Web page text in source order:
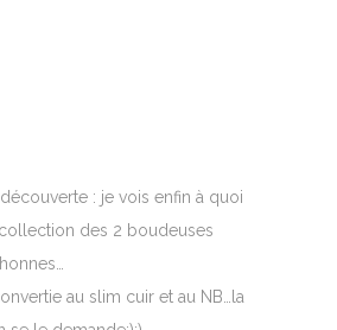
: je vois enfin à quoi
des 2 boudeuses
au slim cuir et au NB…la